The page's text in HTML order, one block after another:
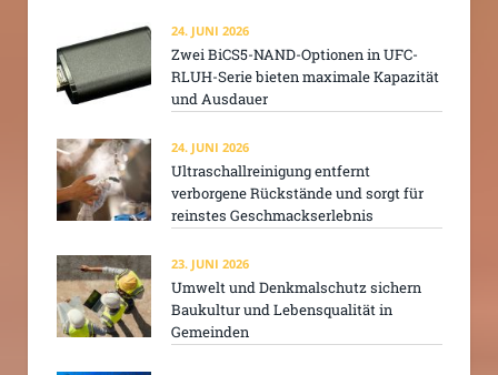
24. JUNI 2026
Zwei BiCS5-NAND-Optionen in UFC-
RLUH-Serie bieten maximale Kapazität
und Ausdauer
24. JUNI 2026
Ultraschallreinigung entfernt
verborgene Rückstände und sorgt für
reinstes Geschmackserlebnis
23. JUNI 2026
Umwelt und Denkmalschutz sichern
Baukultur und Lebensqualität in
Gemeinden